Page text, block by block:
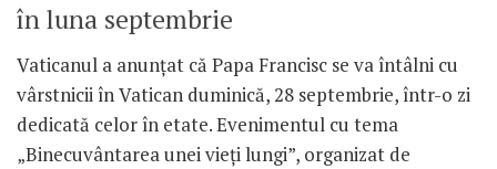
în luna septembrie
Vaticanul a anunţat că Papa Francisc se va întâlni cu
vârstnicii în Vatican duminică, 28 septembrie, într-o zi
dedicată celor în etate. Evenimentul cu tema
„Binecuvântarea unei vieţi lungi”, organizat de